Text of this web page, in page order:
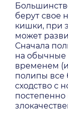
берут свое
кишки, при
может
Сначала
на обычные
временем
полипы все
сходство с